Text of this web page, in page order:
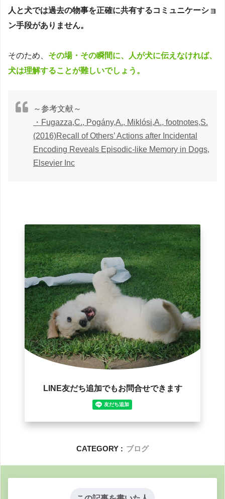
人と犬では過去の物事を正確に共有するコミュニケーショ
ン手段がありません。
そのため、 その場・その瞬間に、人が犬に伝えなければ、
犬は理解することが難しいでしょう。
～参考文献～
・Fugazza,C., Pogány,A., Miklósi,A., footnotes,S.
(2016)Recall of Others’ Actions after Incidental
Encoding Reveals Episodic-like Memory in Dogs,
Elsevier Inc
CATEGORY : ブログ